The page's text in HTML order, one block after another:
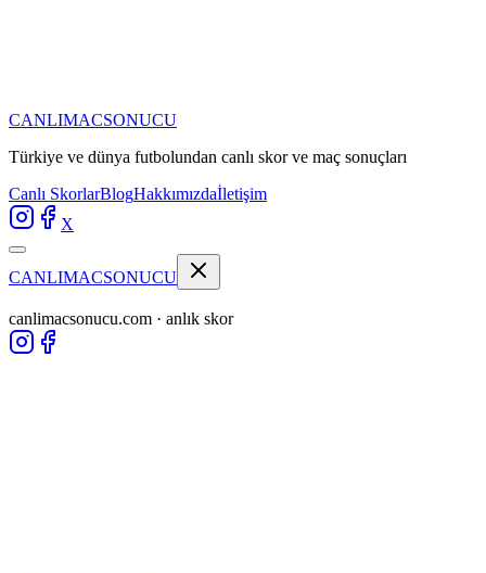
CANLIMACSONUCU
Türkiye ve dünya futbolundan canlı skor ve maç sonuçları
Canlı SkorlarBlogHakkımızdaİletişim
X
CANLIMACSONUCU
canlimacsonucu.com · anlık skor